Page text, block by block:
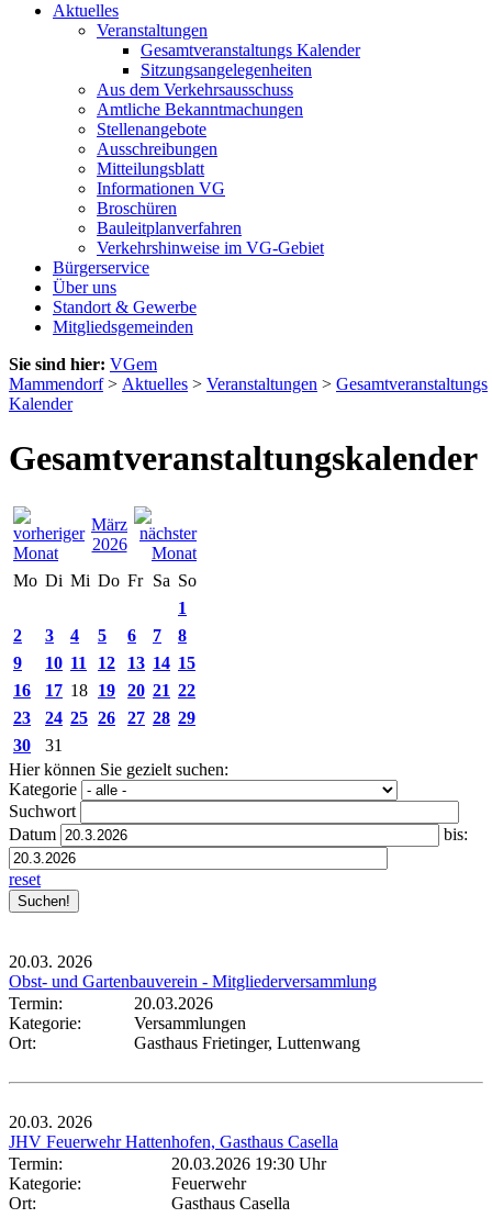
Aktuelles
Veranstaltungen
Gesamtveranstaltungs Kalender
Sitzungsangelegenheiten
Aus dem Verkehrsausschuss
Amtliche Bekanntmachungen
Stellenangebote
Ausschreibungen
Mitteilungsblatt
Informationen VG
Broschüren
Bauleitplanverfahren
Verkehrshinweise im VG-Gebiet
Bürgerservice
Über uns
Standort & Gewerbe
Mitgliedsgemeinden
Sie sind hier: VGem
Mammendorf> Aktuelles > Veranstaltungen > Gesamtveranstaltungs
Kalender
Gesamtveranstaltungskalender
März
2026
Mo Di Mi Do Fr Sa So
1
2
3 4 5 6 7
8
9
10 11 12 13 14 15
16
17 18 19 20 21 22
23
24 25 26 27 28 29
30
31
Hier können Sie gezielt suchen:
Kategorie
Suchwort
Datum
bis:
reset
20.03. 2026
Obst- und Gartenbauverein - Mitgliederversammlung
Termin:
20.03.2026
Kategorie:
Versammlungen
Ort:
Gasthaus Frietinger, Luttenwang
20.03. 2026
JHV Feuerwehr Hattenhofen, Gasthaus Casella
Termin:
20.03.2026 19:30 Uhr
Kategorie:
Feuerwehr
Ort:
Gasthaus Casella